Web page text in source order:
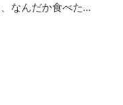
なんだか食べた…